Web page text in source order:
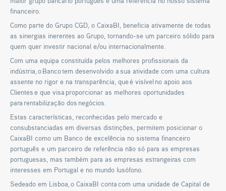
financeiro.
Como parte do Grupo CGD, o CaixaBI, beneficia ativamente de todas
as sinergias inerentes ao Grupo, tornando-se um parceiro sólido para
quem quer investir nacional e/ou internacionalmente.
Com uma equipa constituída pelos melhores profissionais da
indústria, o Banco tem desenvolvido a sua atividade com uma cultura
assente no rigor e na transparência, que é visível no apoio aos
Clientes e que visa proporcionar as melhores oportunidades
para rentabilização dos negócios.
Estas características, reconhecidas pelo mercado e
consubstanciadas em diversas distinções, permitem posicionar o
CaixaBI como um Banco de excelência no sistema financeiro
português e um parceiro de referência não só para as empresas
portuguesas, mas também para as empresas estrangeiras com
interesses em Portugal e no mundo lusófono.
Sedeado em Lisboa, o CaixaBI conta com uma unidade de Capital de